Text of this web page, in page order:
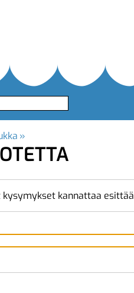
‪»
kannattaa esittää